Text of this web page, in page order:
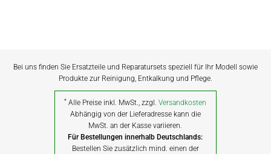
Bei uns finden Sie Ersatzteile und Reparatursets speziell für Ihr Modell sowie
Produkte zur Reinigung, Entkalkung und Pflege.
* Alle Preise inkl. MwSt., zzgl.Versandkosten
Abhängig von der Lieferadresse kann die
MwSt. an der Kasse variieren.
Für Bestellungen innerhalb Deutschlands:
Bestellen Sie zusätzlich mind. einen der